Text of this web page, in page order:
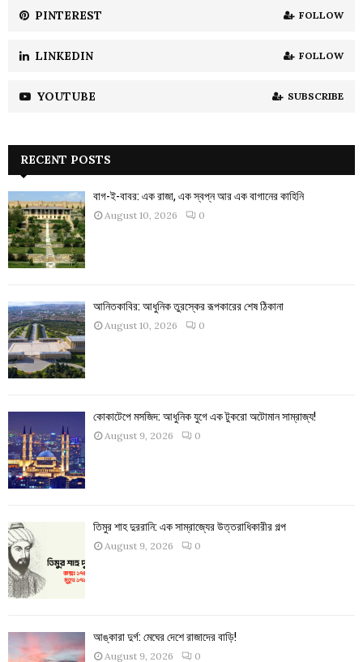
PINTEREST FOLLOW
LINKEDIN FOLLOW
YOUTUBE SUBSCRIBE
RECENT POSTS
বাগ-ই-বাবর: এক রাজা, এক স্বপ্ন আর এক বাগানের কাহিনি
August 10, 2026 0
আনিতকাবির: আধুনিক তুরস্কের রূপকারের শেষ ঠিকানা
August 10, 2026 0
কোকাটেপে মসজিদ: আধুনিক যুগে এক টুকরো অটোমান সাম্রাজ্য!
August 9, 2026 0
তিমুর শাহ দুররানি: এক সাম্রাজ্যের উত্তরাধিকারীর গল্প
August 9, 2026 0
আঙ্কারা দুর্গ: মেঘের দেশে রাজাদের বাড়ি!
August 9, 2026 0